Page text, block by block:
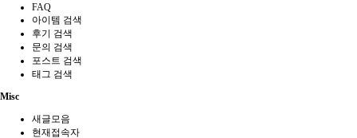
FAQ
아이템 검색
후기 검색
문의 검색
포스트 검색
태그 검색
Misc
새글모음
현재접속자